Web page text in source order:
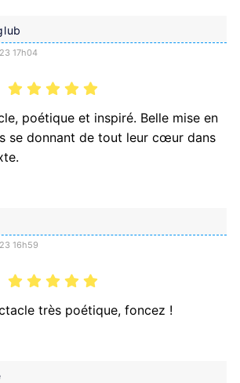
17h04
poétique et inspiré. Belle mise en
se donnant de tout leur cœur dans
16h59
très poétique, foncez !